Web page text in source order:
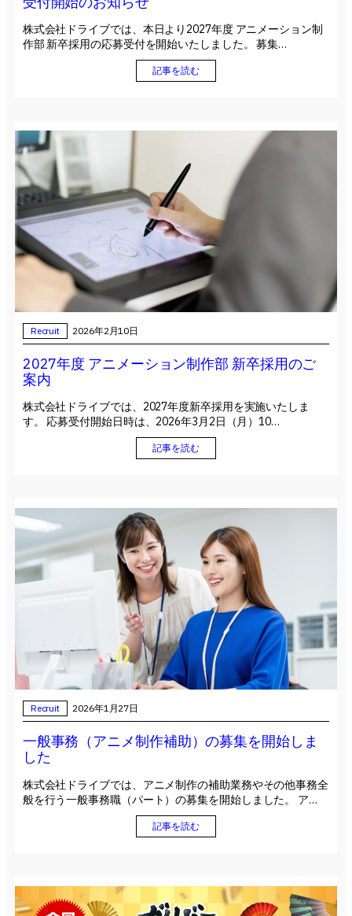
株式会社ドライブでは、本日より2027年度 アニメーション制
作部 新卒採用の応募受付を開始いたしました。 募集…
記事を読む
Recruit 2026年2月10日
2027年度 アニメーション制作部 新卒採用のご
案内
株式会社ドライブでは、2027年度新卒採用を実施いたしま
す。 応募受付開始日時は、2026年3月2日（月）10…
記事を読む
Recruit 2026年1月27日
一般事務（アニメ制作補助）の募集を開始しま
した
株式会社ドライブでは、アニメ制作の補助業務やその他事務全
般を行う一般事務職（パート）の募集を開始しました。 ア…
記事を読む